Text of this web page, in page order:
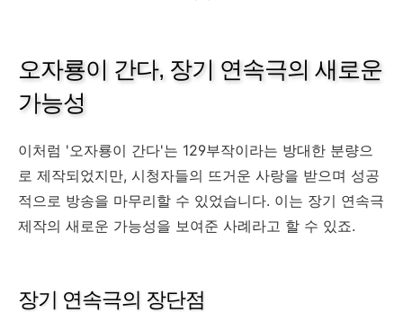
오자룡이 간다, 장기 연속극의 새로운
가능성
이처럼 '오자룡이 간다'는 129부작이라는 방대한 분량으
로 제작되었지만, 시청자들의 뜨거운 사랑을 받으며 성공
적으로 방송을 마무리할 수 있었습니다. 이는 장기 연속극
제작의 새로운 가능성을 보여준 사례라고 할 수 있죠.
장기 연속극의 장단점